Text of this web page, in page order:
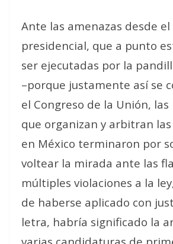
Ante las amenazas desde
presidencial, que a punto
ser ejecutadas por la
–porque justamente así se
el Congreso de la Unión,
que organizan y arbitran las
en México terminaron por
voltear la mirada ante las
múltiples violaciones a la
de haberse aplicado con
letra, habría significado la